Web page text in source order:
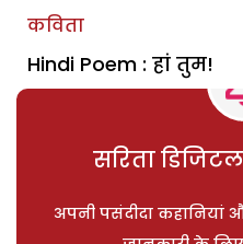
कविता
Hindi Poem : हां तुम!
सरिता
अपनी पसंदीदा कहानियां